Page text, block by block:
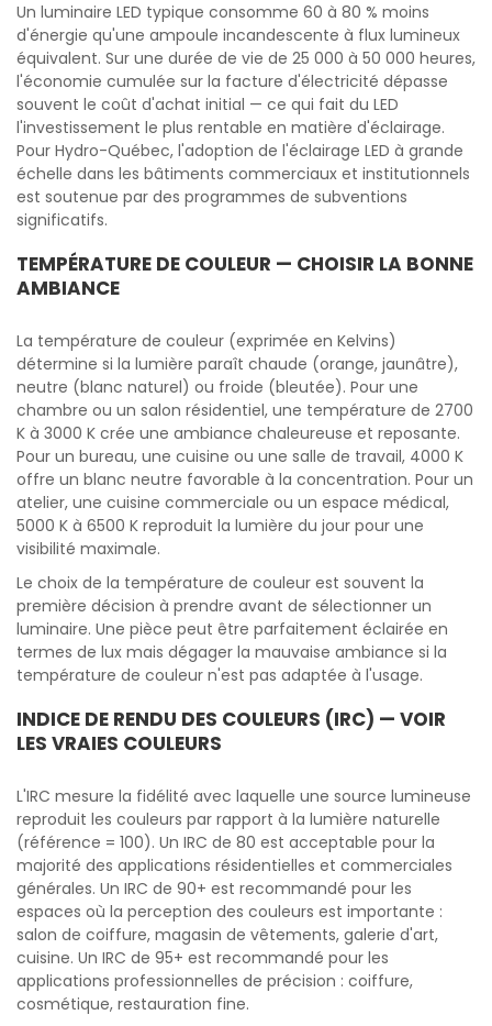
Un luminaire LED typique consomme 60 à 80 % moins
d'énergie qu'une ampoule incandescente à flux lumineux
équivalent. Sur une durée de vie de 25 000 à 50 000 heures,
l'économie cumulée sur la facture d'électricité dépasse
souvent le coût d'achat initial — ce qui fait du LED
l'investissement le plus rentable en matière d'éclairage.
Pour Hydro-Québec, l'adoption de l'éclairage LED à grande
échelle dans les bâtiments commerciaux et institutionnels
est soutenue par des programmes de subventions
significatifs.
TEMPÉRATURE DE COULEUR — CHOISIR LA BONNE
AMBIANCE
La température de couleur (exprimée en Kelvins)
détermine si la lumière paraît chaude (orange, jaunâtre),
neutre (blanc naturel) ou froide (bleutée). Pour une
chambre ou un salon résidentiel, une température de 2700
K à 3000 K crée une ambiance chaleureuse et reposante.
Pour un bureau, une cuisine ou une salle de travail, 4000 K
offre un blanc neutre favorable à la concentration. Pour un
atelier, une cuisine commerciale ou un espace médical,
5000 K à 6500 K reproduit la lumière du jour pour une
visibilité maximale.
Le choix de la température de couleur est souvent la
première décision à prendre avant de sélectionner un
luminaire. Une pièce peut être parfaitement éclairée en
termes de lux mais dégager la mauvaise ambiance si la
température de couleur n'est pas adaptée à l'usage.
INDICE DE RENDU DES COULEURS (IRC) — VOIR
LES VRAIES COULEURS
L'IRC mesure la fidélité avec laquelle une source lumineuse
reproduit les couleurs par rapport à la lumière naturelle
(référence = 100). Un IRC de 80 est acceptable pour la
majorité des applications résidentielles et commerciales
générales. Un IRC de 90+ est recommandé pour les
espaces où la perception des couleurs est importante :
salon de coiffure, magasin de vêtements, galerie d'art,
cuisine. Un IRC de 95+ est recommandé pour les
applications professionnelles de précision : coiffure,
cosmétique, restauration fine.